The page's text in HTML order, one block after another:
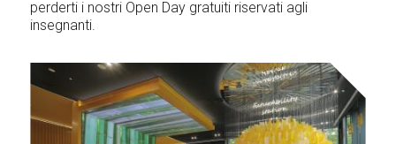
perderti i nostri Open Day gratuiti riservati agli
insegnanti.